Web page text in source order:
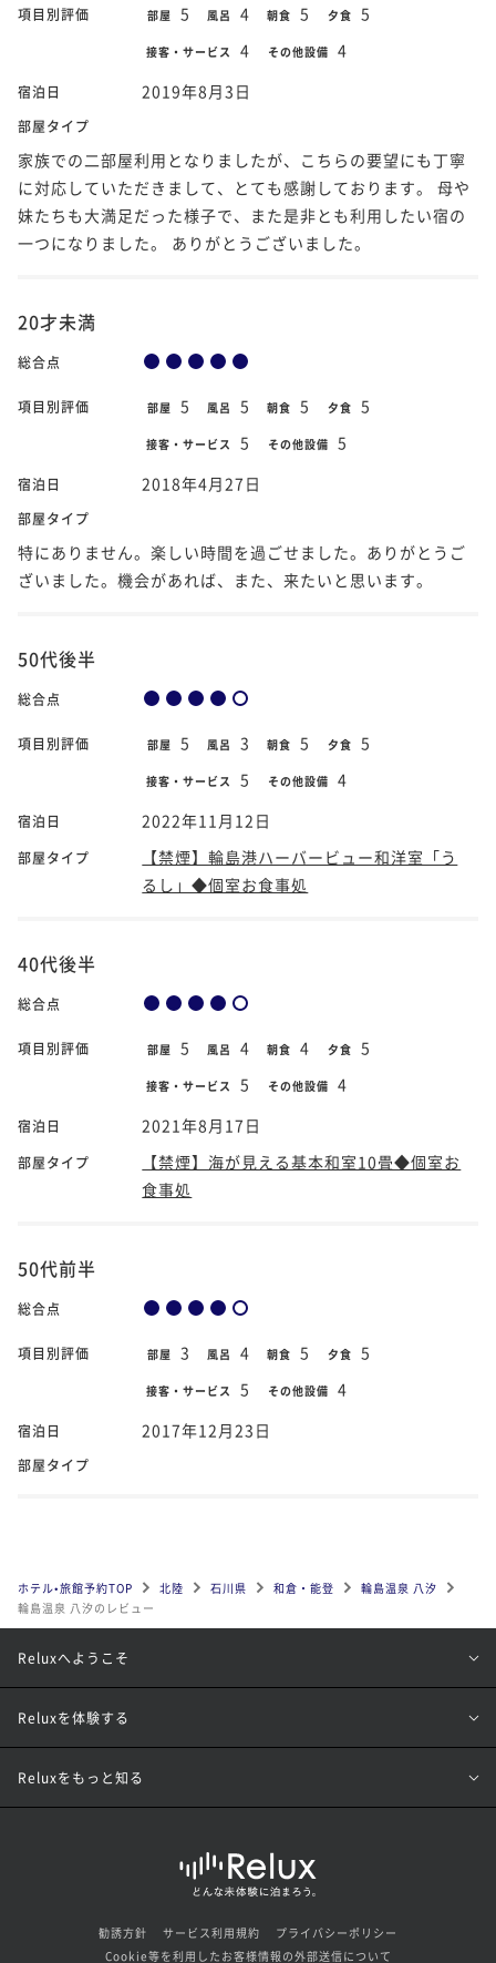
項目別評価 部屋 5 風呂 4 朝食 5 夕食 5
接客・サービス 4 その他設備 4
宿泊日 2019年8月3日
部屋タイプ
家族での二部屋利用となりましたが、こちらの要望にも丁寧
に対応していただきまして、とても感謝しております。 母や
妹たちも大満足だった様子で、また是非とも利用したい宿の
一つになりました。 ありがとうございました。
20才未満
総合点
項目別評価 部屋 5 風呂 5 朝食 5 夕食 5
接客・サービス 5 その他設備 5
宿泊日 2018年4月27日
部屋タイプ
特にありません。楽しい時間を過ごせました。ありがとうご
ざいました。機会があれば、また、来たいと思います。
50代後半
総合点
項目別評価 部屋 5 風呂 3 朝食 5 夕食 5
接客・サービス 5 その他設備 4
宿泊日 2022年11月12日
部屋タイプ
【禁煙】輪島港ハーバービュー和洋室「う
るし」◆個室お食事処
40代後半
総合点
項目別評価 部屋 5 風呂 4 朝食 4 夕食 5
接客・サービス 5 その他設備 4
宿泊日 2021年8月17日
部屋タイプ
【禁煙】海が見える基本和室10畳◆個室お
食事処
50代前半
総合点
項目別評価 部屋 3 風呂 4 朝食 5 夕食 5
接客・サービス 5 その他設備 4
宿泊日 2017年12月23日
部屋タイプ
ホテル•旅館予約TOP 北陸 石川県 和倉・能登
輪島温泉 八汐
輪島温泉 八汐のレビュー
Reluxへようこそ
Reluxを体験する
Reluxをもっと知る
勧誘方針 サービス利用規約
プライバシーポリシー
Cookie等を利用したお客様情報の外部送信について